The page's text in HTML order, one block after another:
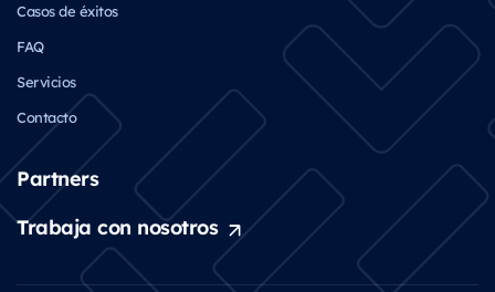
Casos de éxitos
FAQ
Servicios
Contacto
Partners
Trabaja con nosotros